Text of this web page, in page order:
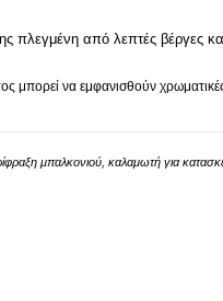
πλεγμένη από λεπτές βέργες
μπορεί να εμφανισθούν
μπαλκονιού, καλαμωτή για